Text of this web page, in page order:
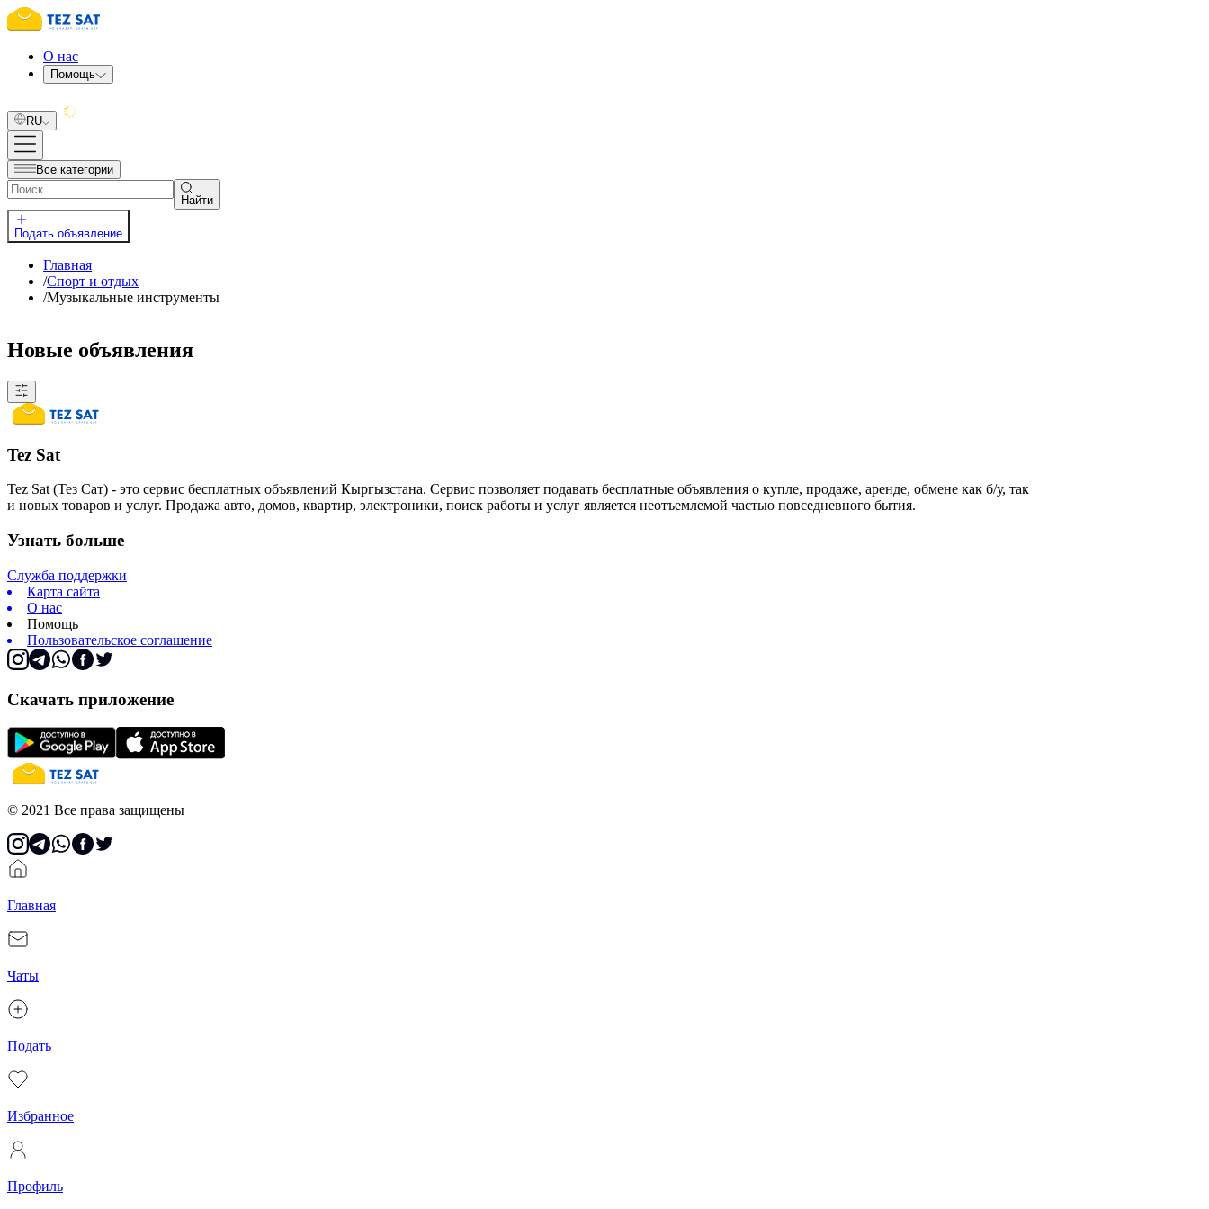
О нас
Помощь
RU
Все категории
Найти
Подать объявление
Главная
/Спорт и отдых
/Музыкальные инструменты
Новые объявления
Tez Sat
Tez Sat (Тез Сат) - это сервис бесплатных объявлений Кыргызстана. Сервис позволяет подавать бесплатные объявления о купле, продаже, аренде, обмене как б/у, так
и новых товаров и услуг. Продажа авто, домов, квартир, электроники, поиск работы и услуг является неотъемлемой частью повседневного бытия.
Узнать больше
Служба поддержки
Карта сайта
О нас
Помощь
Пользовательское соглашение
Скачать приложение
© 2021 Все права защищены
Главная
Чаты
Подать
Избранное
Профиль